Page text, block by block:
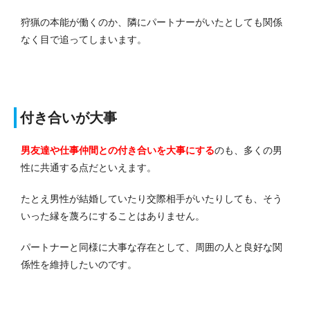
狩猟の本能が働くのか、隣にパートナーがいたとしても関係
なく目で追ってしまいます。
付き合いが大事
男友達や仕事仲間との付き合いを大事にするのも、多くの男
性に共通する点だといえます。
たとえ男性が結婚していたり交際相手がいたりしても、そう
いった縁を蔑ろにすることはありません。
パートナーと同様に大事な存在として、周囲の人と良好な関
係性を維持したいのです。